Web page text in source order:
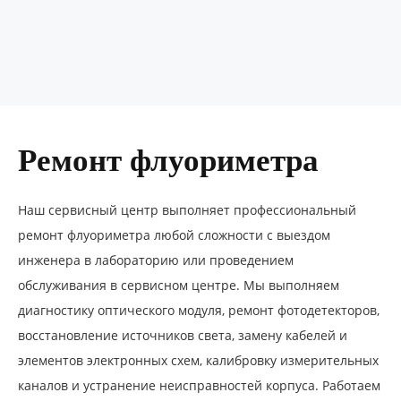
Ремонт флуориметра
Наш сервисный центр выполняет профессиональный
ремонт флуориметра любой сложности с выездом
инженера в лабораторию или проведением
обслуживания в сервисном центре. Мы выполняем
диагностику оптического модуля, ремонт фотодетекторов,
восстановление источников света, замену кабелей и
элементов электронных схем, калибровку измерительных
каналов и устранение неисправностей корпуса. Работаем